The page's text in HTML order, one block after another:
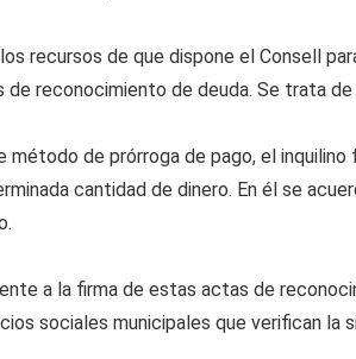
recursos de que dispone el Consell
de reconocimiento de deuda. Se trata
método de prórroga de pago, el
cantidad de dinero. En él se
a la firma de estas actas de
sociales municipales que verifican la